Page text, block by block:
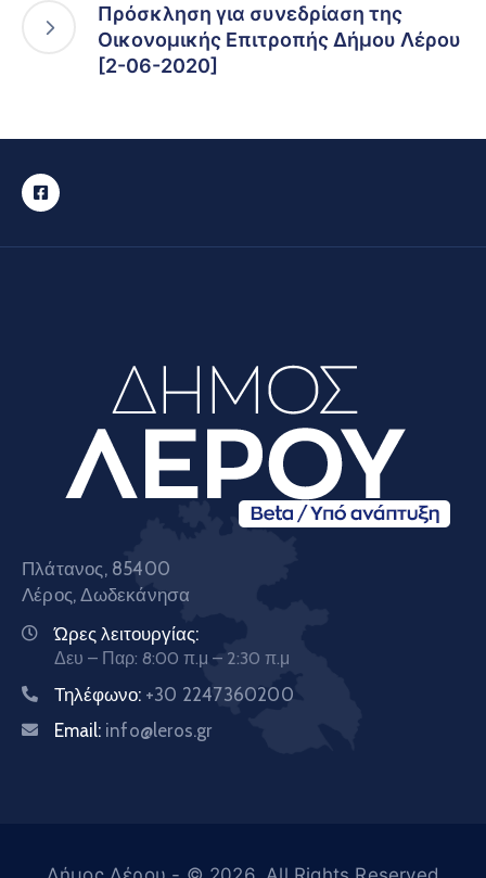
Πρόσκληση για συνεδρίαση της
Οικονομικής Επιτροπής Δήμου Λέρου
[2-06-2020]
Πλάτανος, 85400
Λέρος, Δωδεκάνησα
Ώρες λειτουργίας:
Δευ – Παρ: 8:00 π.μ – 2:30 π.μ
Τηλέφωνο: +30 2247360200
Email: info@leros.gr